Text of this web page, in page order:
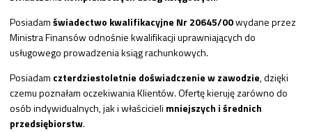
Posiadamświadectwo kwalifikacyjne Nr 20645/00wydane przez
Ministra Finansów odnośnie kwalifikacji uprawniających do
usługowego prowadzenia ksiąg rachunkowych.
Posiadam czterdziestoletnie doświadczenie w zawodzie, dzięki
czemu poznałam oczekiwania Klientów. Ofertę kieruję zarówno do
osób indywidualnych, jak i właścicieli mniejszych i średnich
przedsiębiorstw.